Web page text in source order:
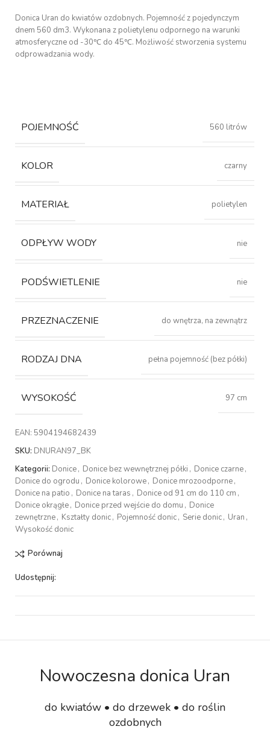
Donica Uran do kwiatów ozdobnych. Pojemność z pojedynczym
dnem 560 dm3. Wykonana z polietylenu odpornego na warunki
atmosferyczne od -30℃ do 45℃. Możliwość stworzenia systemu
odprowadzania wody.
POJEMNOŚĆ 560 litrów
KOLOR czarny
MATERIAŁ polietylen
ODPŁYW WODY nie
PODŚWIETLENIE nie
PRZEZNACZENIE do wnętrza, na zewnątrz
RODZAJ DNA pełna pojemność (bez półki)
WYSOKOŚĆ 97 cm
EAN: 5904194682439
SKU: DNURAN97_BK
Kategorii: Donice, Donice bez wewnętrznej półki , Donice czarne,
Donice do ogrodu , Donice kolorowe, Donice mrozoodporne,
Donice na patio , Donice na taras , Donice od 91 cm do 110 cm ,
Donice okrągłe, Donice przed wejście do domu , Donice
zewnętrzne, Kształty donic, Pojemność donic, Serie donic, Uran ,
Wysokość donic
Porównaj
Udostępnij:
Nowoczesna donica Uran
do kwiatów • do drzewek • do roślin
ozdobnych